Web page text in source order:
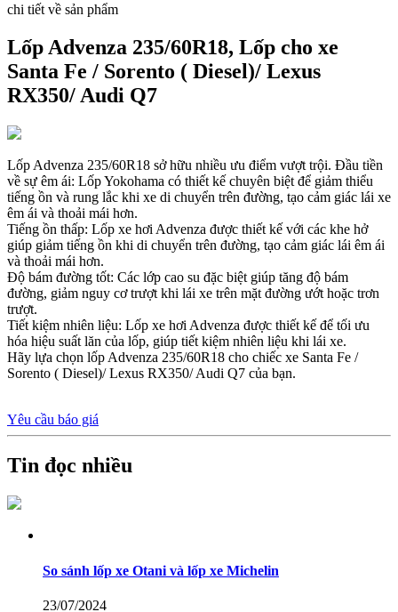
chi tiết về sản phẩm
Lốp Advenza 235/60R18, Lốp cho xe
Santa Fe / Sorento ( Diesel)/ Lexus
RX350/ Audi Q7
Lốp Advenza 235/60R18 sở hữu nhiều ưu điểm vượt trội. Đầu tiền
về sự êm ái: Lốp Yokohama có thiết kế chuyên biệt để giảm thiểu
tiếng ồn và rung lắc khi xe di chuyển trên đường, tạo cảm giác lái xe
êm ái và thoải mái hơn.
Tiếng ồn thấp: Lốp xe hơi Advenza được thiết kế với các khe hở
giúp giảm tiếng ồn khi di chuyển trên đường, tạo cảm giác lái êm ái
và thoải mái hơn.
Độ bám đường tốt: Các lớp cao su đặc biệt giúp tăng độ bám
đường, giảm nguy cơ trượt khi lái xe trên mặt đường ướt hoặc trơn
trượt.
Tiết kiệm nhiên liệu: Lốp xe hơi Advenza được thiết kế để tối ưu
hóa hiệu suất lăn của lốp, giúp tiết kiệm nhiên liệu khi lái xe.
Hãy lựa chọn lốp Advenza 235/60R18 cho chiếc xe Santa Fe /
Sorento ( Diesel)/ Lexus RX350/ Audi Q7 của bạn.
Yêu cầu báo giá
Tin đọc nhiều
So sánh lốp xe Otani và lốp xe Michelin
23/07/2024